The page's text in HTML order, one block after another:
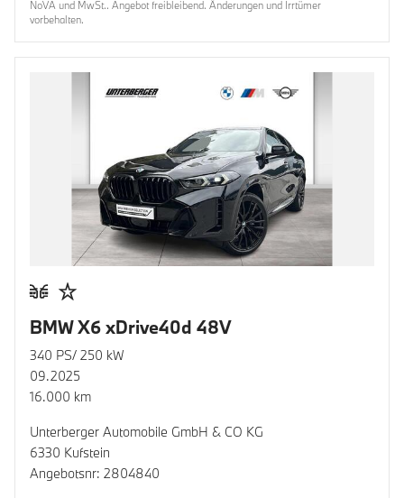
NoVA und MwSt.. Angebot freibleibend. Änderungen und Irrtümer
vorbehalten.
BMW X6 xDrive40d 48V
340 PS/ 250 kW
09.2025
16.000 km
Unterberger Automobile GmbH & CO KG
6330 Kufstein
Angebotsnr: 2804840